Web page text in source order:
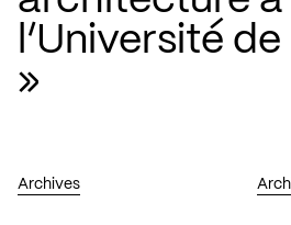
l’Université
»
Archives